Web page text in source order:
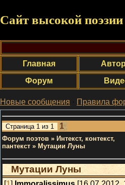
Сайт высокой поэзии
Главная
Форум
Новые сообщения · Правила
Страница 1 из 1 1
Форум поэтов » Интекст, контекст,
пантекст » Мутации Луны
Мутации Луны